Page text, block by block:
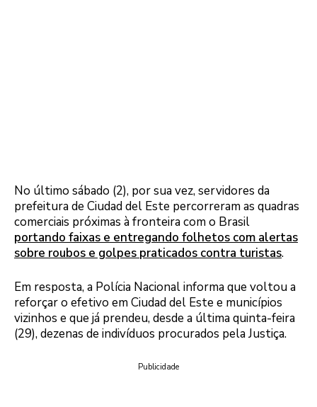
No último sábado (2), por sua vez, servidores da
prefeitura de Ciudad del Este percorreram as quadras
comerciais próximas à fronteira com o Brasil
portando faixas e entregando folhetos com alertas
sobre roubos e golpes praticados contra turistas.
Em resposta, a Polícia Nacional informa que voltou a
reforçar o efetivo em Ciudad del Este e municípios
vizinhos e que já prendeu, desde a última quinta-feira
(29), dezenas de indivíduos procurados pela Justiça.
Publicidade